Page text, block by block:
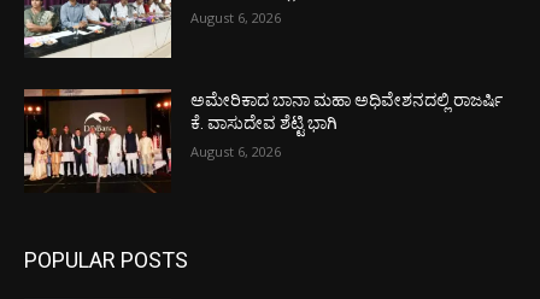
August 6, 2026
ಅಮೇರಿಕಾದ ಬಾನಾ ಮಹಾ ಅಧಿವೇಶನದಲ್ಲಿ ರಾಜರ್ಷಿ
ಕೆ. ವಾಸುದೇವ ಶೆಟ್ಟಿ ಭಾಗಿ
August 6, 2026
POPULAR POSTS